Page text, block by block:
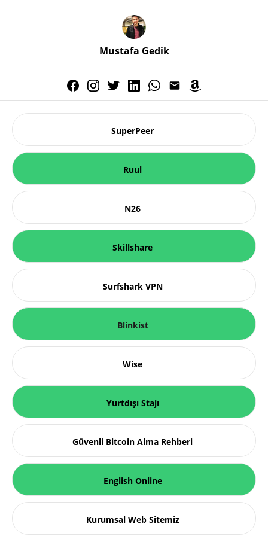
Mustafa Gedik
SuperPeer
Ruul
N26
Skillshare
Surfshark VPN
Blinkist
Wise
Yurtdışı Stajı
Güvenli Bitcoin Alma Rehberi
English Online
Kurumsal Web Sitemiz